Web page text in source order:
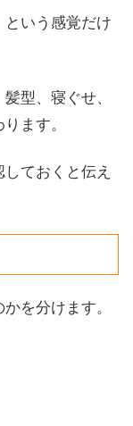
という感覚だけ
型、寝ぐせ、
ます。
ておくと伝え
を分けます。